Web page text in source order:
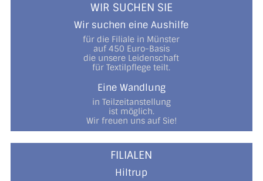
WIR SUCHEN SIE
Wir suchen eine Aushilfe
für die Filiale in Münster
auf 450 Euro-Basis
die unsere Leidenschaft
für Textilpflege teilt.
Eine Wandlung
in Teilzeitanstellung
ist möglich.
Wir freuen uns auf Sie!
FILIALEN
Hiltrup